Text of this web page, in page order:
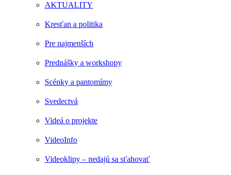
AKTUALITY
Kresťan a politika
Pre najmenších
Prednášky a workshopy
Scénky a pantomímy
Svedectvá
Videá o projekte
VideoInfo
Videoklipy – nedajú sa sťahovať